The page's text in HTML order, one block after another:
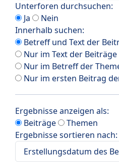
Unterforen durchsuchen:
Ja
Nein
Innerhalb suchen:
Betreff und Text der
Nur im Text der Beiträge
Nur im Betreff der
Nur im ersten Beitrag
Ergebnisse anzeigen als:
Beiträge
Themen
Ergebnisse sortieren nach: